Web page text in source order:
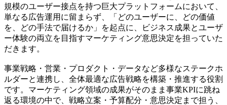
規模のユーザー接点を持つ巨大プラットフォームにおいて、
単なる広告運用に留まらず、「どのユーザーに、どの価値
を、どの手法で届けるか」を起点に、ビジネス成果とユーザ
ー体験の両立を目指すマーケティング意思決定を担っていた
だきます。
事業戦略・営業・プロダクト・データなど多様なステークホ
ルダーと連携し、全体最適な広告戦略を構築・推進する役割
です。マーケティング領域の成果がそのまま事業KPIに跳ね
返る環境の中で、戦略立案・予算配分・意思決定まで担う、